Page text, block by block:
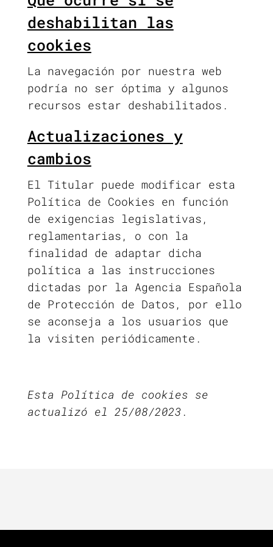
deshabilitan las
cookies
La navegación por nuestra web
podría no ser óptima y algunos
recursos estar deshabilitados.
Actualizaciones y
cambios
El Titular puede modificar esta
Política de Cookies en función
de exigencias legislativas,
reglamentarias, o con la
finalidad de adaptar dicha
política a las instrucciones
dictadas por la Agencia Española
de Protección de Datos, por ello
se aconseja a los usuarios que
la visiten periódicamente.
Esta Política de cookies se
actualizó el 25/08/2023.